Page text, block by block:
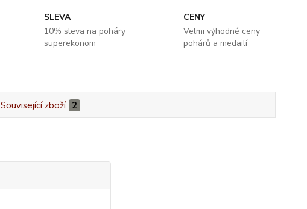
SLEVA
10% sleva na poháry
superekonom
CENY
Velmi výhodné ceny
pohárů a medailí
Související zboží 2